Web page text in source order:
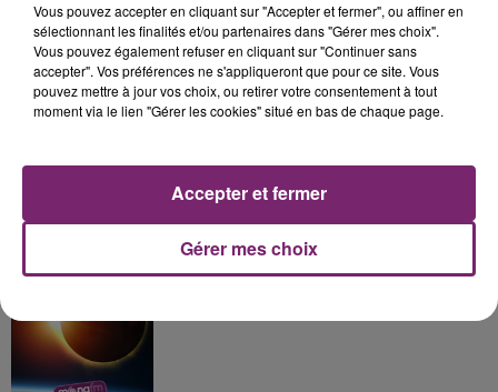
La Bulle - Guinguette éphémère
éclipse solaire du 12 Août 2026
Vous pouvez accepter en cliquant sur "Accepter et fermer", ou affiner en
sélectionnant les finalités et/ou partenaires dans "Gérer mes choix".
Vous pouvez également refuser en cliquant sur "Continuer sans
accepter". Vos préférences ne s'appliqueront que pour ce site. Vous
pouvez mettre à jour vos choix, ou retirer votre consentement à tout
moment via le lien "Gérer les cookies" situé en bas de chaque page.
Gérer mes choix
Accepter et fermer